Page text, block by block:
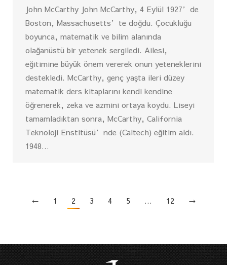
John McCarthy John McCarthy, 4 Eylül 1927’de
Boston, Massachusetts’te doğdu. Çocukluğu
boyunca, matematik ve bilim alanında
olağanüstü bir yetenek sergiledi. Ailesi,
eğitimine büyük önem vererek onun yeteneklerini
destekledi. McCarthy, genç yaşta ileri düzey
matematik ders kitaplarını kendi kendine
öğrenerek, zeka ve azmini ortaya koydu. Liseyi
tamamladıktan sonra, McCarthy, California
Teknoloji Enstitüsü’nde (Caltech) eğitim aldı.
1948…
← 1 2 3 4 5 … 12 →